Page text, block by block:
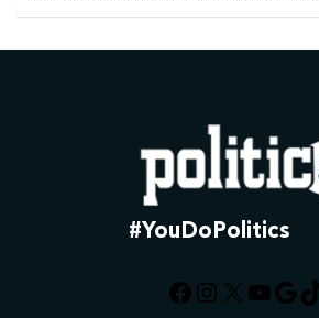
#YouDoPolitics
Facebook
Instagram
X